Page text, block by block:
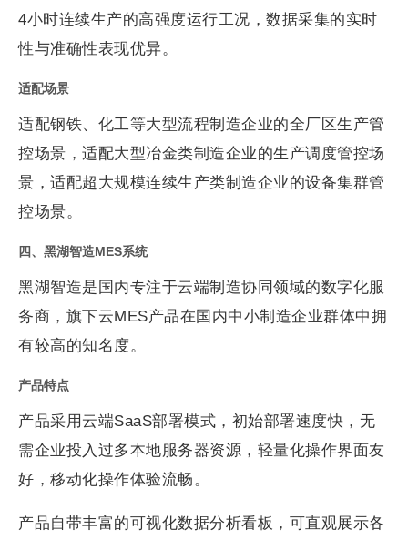
4小时连续生产的高强度运行工况，数据采集的实时
性与准确性表现优异。
适配场景
适配钢铁、化工等大型流程制造企业的全厂区生产管
控场景，适配大型冶金类制造企业的生产调度管控场
景，适配超大规模连续生产类制造企业的设备集群管
控场景。
四、黑湖智造MES系统
黑湖智造是国内专注于云端制造协同领域的数字化服
务商，旗下云MES产品在国内中小制造企业群体中拥
有较高的知名度。
产品特点
产品采用云端SaaS部署模式，初始部署速度快，无
需企业投入过多本地服务器资源，轻量化操作界面友
好，移动化操作体验流畅。
产品自带丰富的可视化数据分析看板，可直观展示各